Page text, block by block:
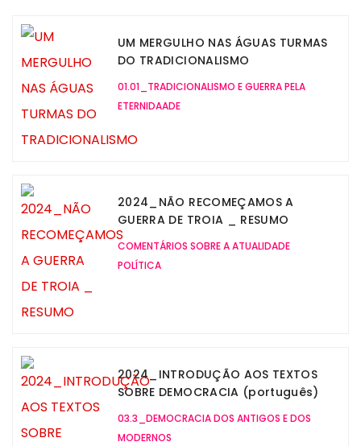
UM MERGULHO NAS ÁGUAS TURMAS
DO TRADICIONALISMO
01.01_TRADICIONALISMO E GUERRA PELA
ETERNIDAADE
2024_NÃO RECOMEÇAMOS A
GUERRA DE TROIA _ RESUMO
COMENTÁRIOS SOBRE A ATUALIDADE
POLÍTICA
2024_INTRODUÇÃO AOS TEXTOS
SOBRE DEMOCRACIA (português)
03.3_DEMOCRACIA DOS ANTIGOS E DOS
MODERNOS